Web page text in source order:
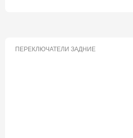
ПЕРЕКЛЮЧАТЕЛИ ЗАДНИЕ